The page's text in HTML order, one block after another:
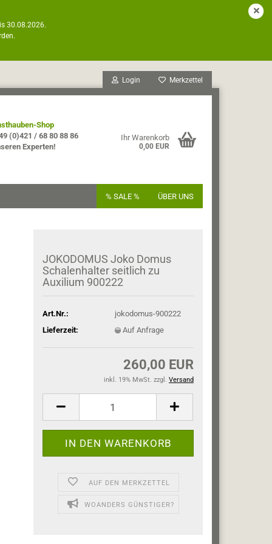
Login Merkzettel
Shop
(0)421 / 68 80 88 86
Experten!
Ihr Warenkorb
0,00 EUR
30.08.2026.
% SALE % ÜBER UNS
JOKODOMUS Joko Domus
Schalenhalter seitlich zu
Auxilium 900222
Art.Nr.:
jokodomus-900222
Lieferzeit:
Auf Anfrage
260,00 EUR
inkl. 19% MwSt. zzgl. Versand
AUF DEN MERKZETTEL
WOANDERS GÜNSTIGER?